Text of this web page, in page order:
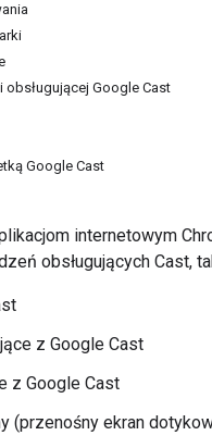
obsługującej Google Cast
Google Cast
internetowym
obsługujących Cast,
z Google Cast
z Google Cast
(przenośny ekran